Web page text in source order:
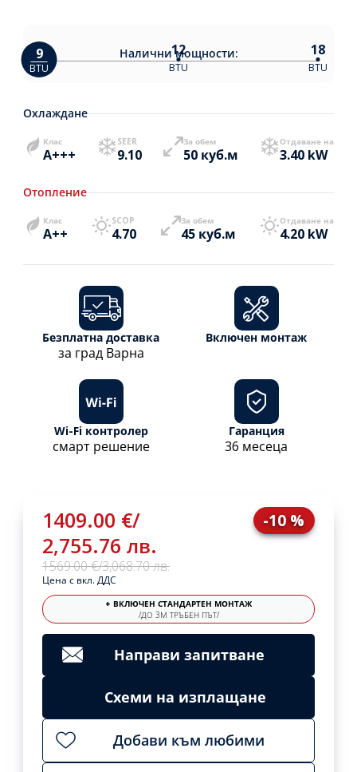
1409.00 €/
2,755.76 лв.
1569.00 €/3,068.70 лв.
-10 %
Цена с вкл. ДДС
+ ВКЛЮЧЕН СТАНДАРТЕН МОНТАЖ
/ДО 3М ТРЪБЕН ПЪТ/
Направи запитване
Схеми на изплащане
Добави към любими
Наличнимощности:
9
BTU
12
BTU
18
BTU
Охлаждане
Клас
A+++
SEER
9.10
За обем
50 куб.м
Отдаване на
3.40 kW
Отопление
Клас
A++
SCOP
4.70
За обем
45 куб.м
Отдаване на
4.20 kW
Безплатна доставка
за град Варна
Включен монтаж
Wi-Fi контролер
смарт решение
Гаранция
36 месеца